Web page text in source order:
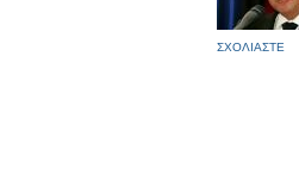
ΣΧΟΛΙΑΣΤΕ